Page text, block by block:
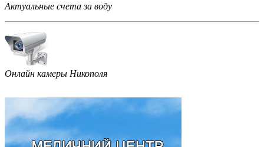
Актуальные счета за воду
Онлайн камеры Никополя